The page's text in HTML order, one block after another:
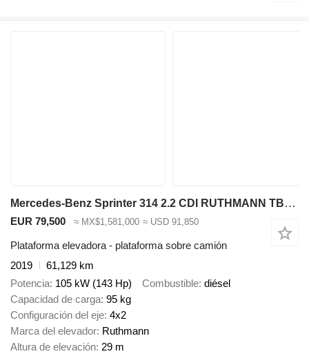
Mercedes-Benz Sprinter 314 2.2 CDI RUTHMANN TB290 29M!!!
EUR 79,500 ≈ MX$1,581,000 ≈ USD 91,850
Plataforma elevadora - plataforma sobre camión
2019
61,129 km
Potencia 105 kW (143 Hp) Combustible diésel
Capacidad de carga 95 kg
Configuración del eje 4x2
Marca del elevador Ruthmann
Altura de elevación 29 m